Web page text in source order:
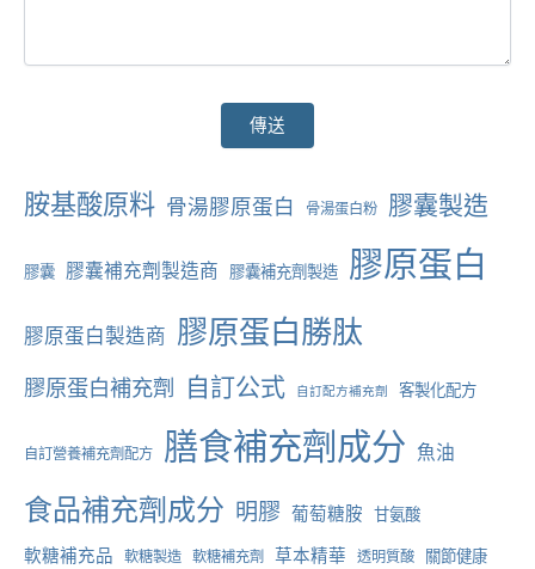
替
方
：
胺基酸原料 骨湯膠原蛋白 骨湯蛋白粉 膠囊製造
膠囊 膠囊補充劑製造商 膠囊補充劑製造 膠原蛋白
膠原蛋白製造商 膠原蛋白勝肽
膠原蛋白補充劑 自訂公式 自訂配方補充劑 客製化配方
自訂營養補充劑配方 膳食補充劑成分 魚油
食品補充劑成分 明膠 葡萄糖胺 甘氨酸
軟糖補充品 軟糖製造 軟糖補充劑 草本精華 透明質酸
關節健康